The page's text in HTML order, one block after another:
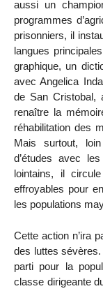
aussi un
programmes
prisonniers, il
langues
graphique, un
avec Angelica
de San Cristobal,
renaître la
réhabilitation des
Mais surtout,
d’études avec
lointains, il
effroyables pour
les populations
Cette action n’ira
des luttes sévères.
parti pour la
classe dirigeante